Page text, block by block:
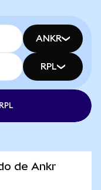
ANKR
RPL
de Ankr